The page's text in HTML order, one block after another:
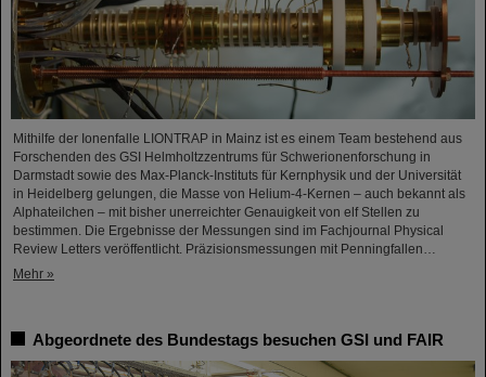
Mithilfe der Ionenfalle LIONTRAP in Mainz ist es einem Team bestehend aus
Forschenden des GSI Helmholtzzentrums für Schwerionenforschung in
Darmstadt sowie des Max-Planck-Instituts für Kernphysik und der Universität
in Heidelberg gelungen, die Masse von Helium-4-Kernen – auch bekannt als
Alphateilchen – mit bisher unerreichter Genauigkeit von elf Stellen zu
bestimmen. Die Ergebnisse der Messungen sind im Fachjournal Physical
Review Letters veröffentlicht. Präzisionsmessungen mit Penningfallen…
Mehr »
Abgeordnete des Bundestags besuchen GSI und FAIR